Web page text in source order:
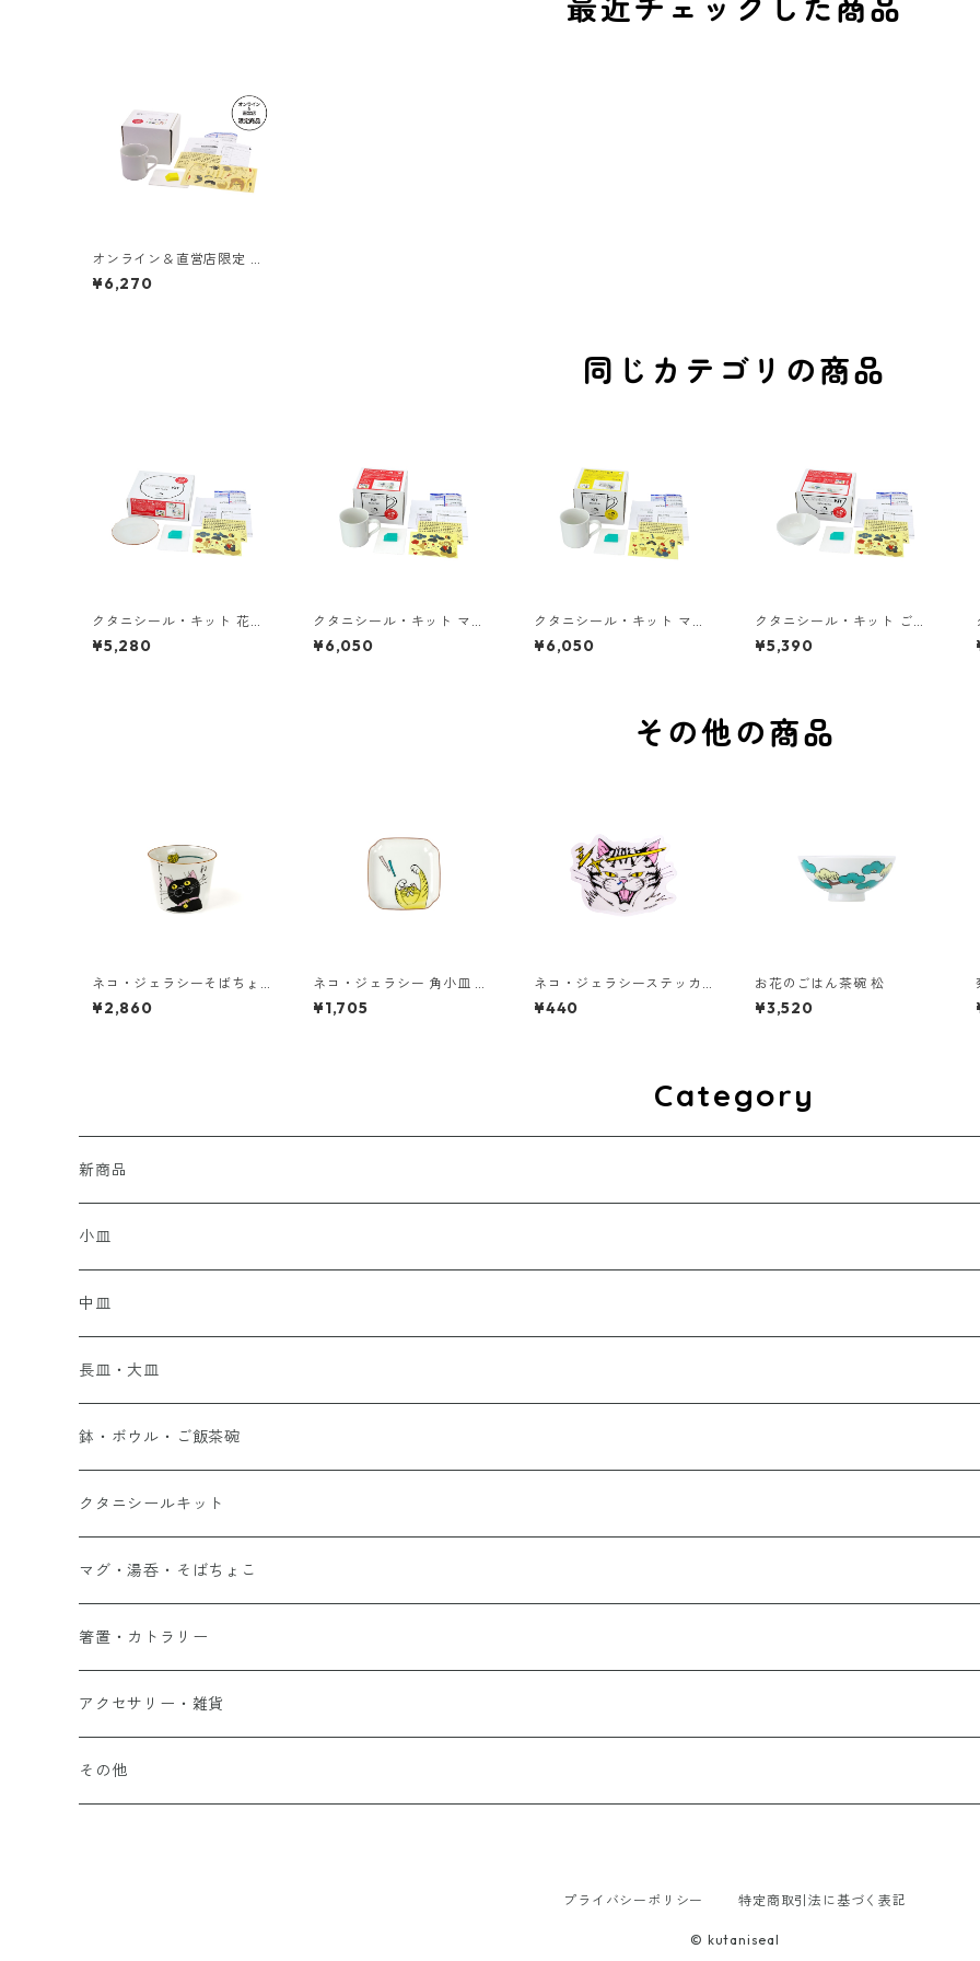
最近チェックした商品
オンライン＆直営店限定 ク
タニシール・キット マグカ
ップ
¥6,270
同じカテゴリの商品
クタニシール・キット 花型
皿 大黒シールキット
¥5,280
クタニシール・キット マグ
カップ 大黒シールキット
¥6,050
クタニシール・キット マグ
カップ 恵比寿シールキット
¥6,050
クタニシール・キット ごは
ん茶碗 大黒シールキット
¥5,390
その他の商品
ネコ・ジェラシーそばちょ
こ くろねこ
¥2,860
ネコ・ジェラシー 角小皿 と
らねこ
¥1,705
ネコ・ジェラシーステッカ
ー タビー
¥440
お花のごはん茶碗 松
¥3,520
Category
新商品
小皿
中皿
長皿・大皿
鉢・ボウル・ご飯茶碗
クタニシールキット
マグ・湯呑・そばちょこ
箸置・カトラリー
アクセサリー・雑貨
その他
プライバシーポリシー 特定商取引法に基づく表記
© kutaniseal